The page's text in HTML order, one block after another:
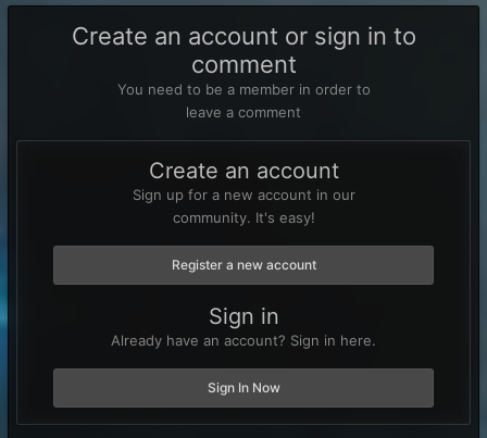
Create an account or sign in to
comment
You need to be a member in order to
leave a comment
Create an account
Sign up for a new account in our
community. It's easy!
Register a new account
Sign in
Already have an account? Sign in here.
Sign In Now